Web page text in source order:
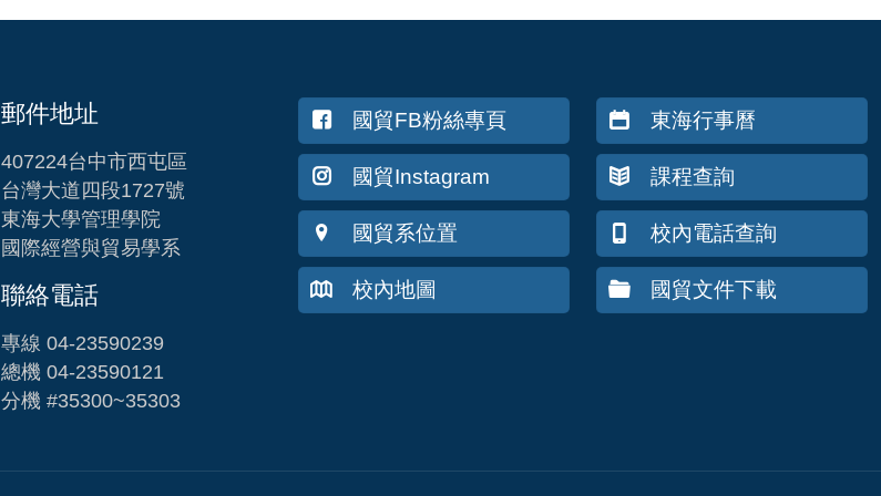
郵件地址
407224台中市西屯區
台灣大道四段1727號
東海大學管理學院
國際經營與貿易學系
聯絡電話
專線 04-23590239
總機 04-23590121
分機 #35300~35303
國貿FB粉絲專頁
國貿Instagram
國貿系位置
校內地圖
東海行事曆
課程查詢
校內電話查詢
國貿文件下載